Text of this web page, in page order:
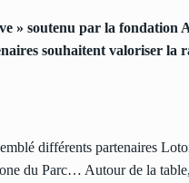
soutenu par la fondation
souhaitent valoriser la
différents partenaires
du Parc… Autour de la